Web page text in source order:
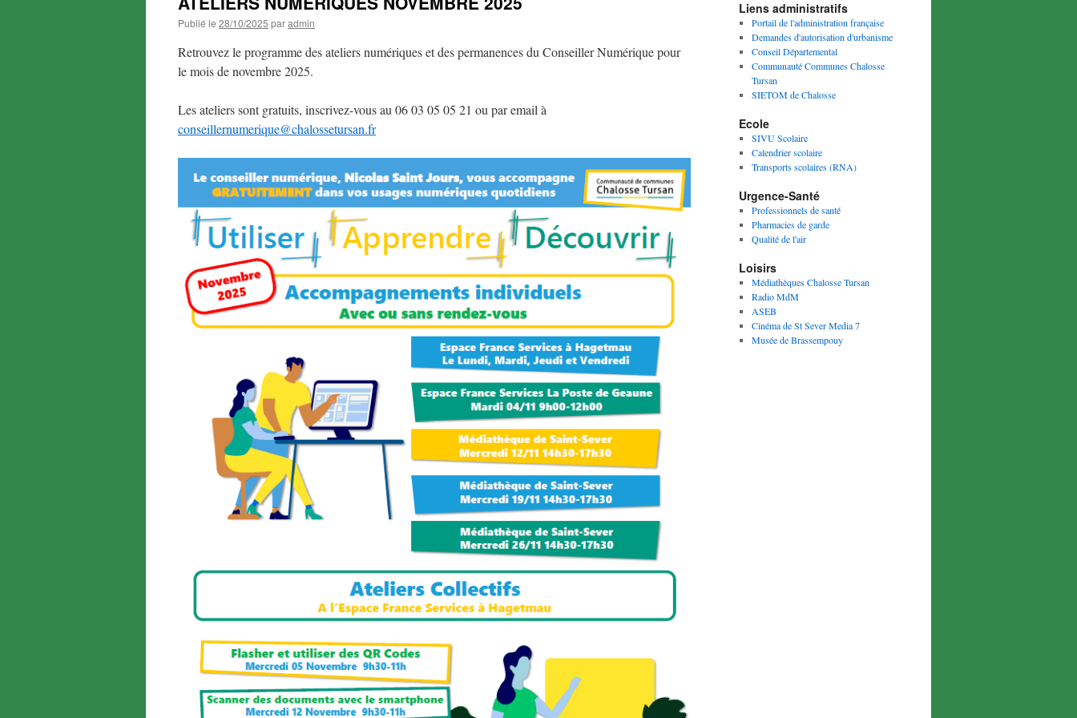
Publié le 28/10/2025 paradmin
Retrouvez le programme des ateliers numériques et des permanences du Conseiller Numérique pour
le mois de novembre 2025.
Les ateliers sont gratuits, inscrivez-vous au 06 03 05 05 21 ou par email à
conseillernumerique@chalossetursan.fr
Liens administratifs
Portail de l'administration française
Demandes d'autorisation d'urbanisme
Conseil Départemental
Communauté Communes Chalosse
Tursan
SIETOM de Chalosse
Ecole
SIVU Scolaire
Calendrier scolaire
Transports scolaires (RNA)
Urgence-Santé
Professionnels de santé
Pharmacies de garde
Qualité de l'air
Loisirs
Médiathèques Chalosse Tursan
Radio MdM
ASEB
Cinéma de St Sever Media 7
Musée de Brassempouy